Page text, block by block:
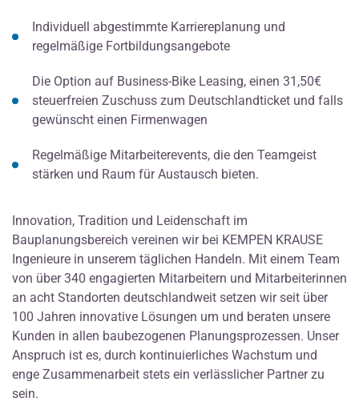
Individuell abgestimmte Karriereplanung und
regelmäßige Fortbildungsangebote
Die Option auf Business-Bike Leasing, einen 31,50€
steuerfreien Zuschuss zum Deutschlandticket und falls
gewünscht einen Firmenwagen
Regelmäßige Mitarbeiterevents, die den Teamgeist
stärken und Raum für Austausch bieten.
Innovation, Tradition und Leidenschaft im
Bauplanungsbereich vereinen wir bei KEMPEN KRAUSE
Ingenieure in unserem täglichen Handeln. Mit einem Team
von über 340 engagierten Mitarbeitern und Mitarbeiterinnen
an acht Standorten deutschlandweit setzen wir seit über
100 Jahren innovative Lösungen um und beraten unsere
Kunden in allen baubezogenen Planungsprozessen. Unser
Anspruch ist es, durch kontinuierliches Wachstum und
enge Zusammenarbeit stets ein verlässlicher Partner zu
sein.